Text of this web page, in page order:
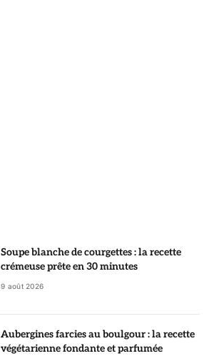
Soupe blanche de courgettes : la recette
crémeuse prête en 30 minutes
9 août 2026
Aubergines farcies au boulgour : la recette
végétarienne fondante et parfumée